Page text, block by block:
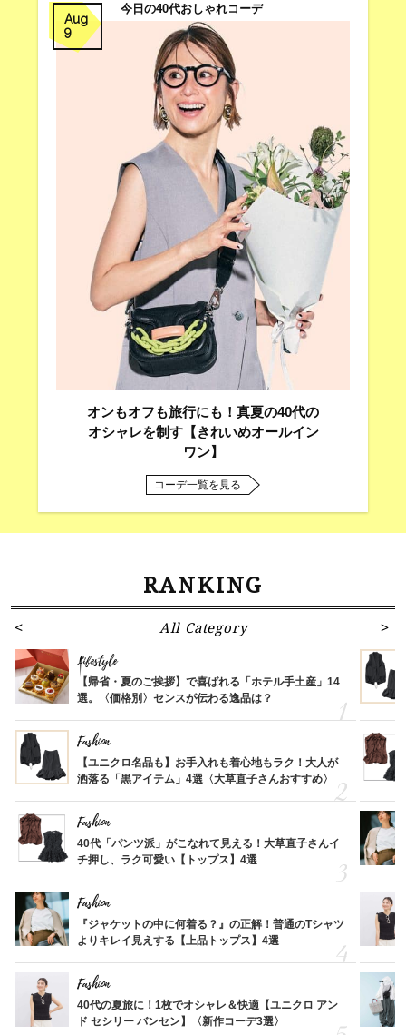
Aug
9
今日の40代おしゃれコーデ
オンもオフも旅行にも！真夏の40代の
オシャレを制す【きれいめオールイン
ワン】
コーデ一覧を見る
RANKING
All Category
Lifestyle
【帰省・夏のご挨拶】で喜ばれる「ホテル手土産」14
選。〈価格別〉センスが伝わる逸品は？
Fashion
【ユニクロ名品も】お手入れも着心地もラク！大人が
洒落る「黒アイテム」4選〈大草直子さんおすすめ〉
Fashion
40代「パンツ派」がこなれて見える！大草直子さんイ
チ押し、ラク可愛い【トップス】4選
Fashion
『ジャケットの中に何着る？』の正解！普通のTシャツ
よりキレイ見えする【上品トップス】4選
Fashion
40代の夏旅に！1枚でオシャレ＆快適【ユニクロ アン
ド セシリー バンセン】〈新作コーデ3選〉